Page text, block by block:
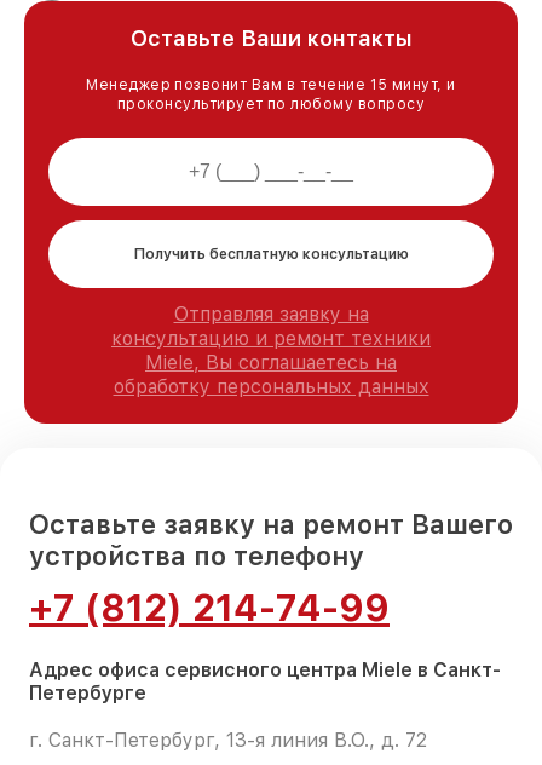
Оставьте Ваши контакты
Менеджер позвонит Вам в течение 15 минут, и
проконсультирует по любому вопросу
Получить бесплатную консультацию
Отправляя заявку на
консультацию и ремонт техники
Miele, Вы соглашаетесь на
обработку персональных данных
Оставьте заявку на ремонт Вашего
устройства по телефону
+7 (812) 214-74-99
Адрес офиса сервисного центра Miele в Санкт-
Петербурге
г. Санкт-Петербург, 13-я линия В.О., д. 72